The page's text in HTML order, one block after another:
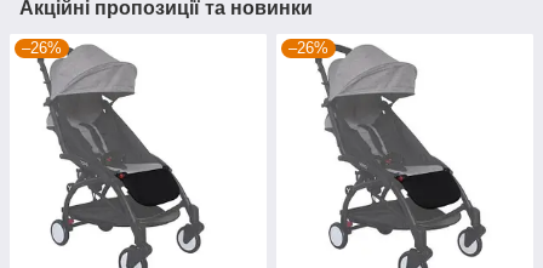
Акційні пропозиції та новинки
–26% –26%